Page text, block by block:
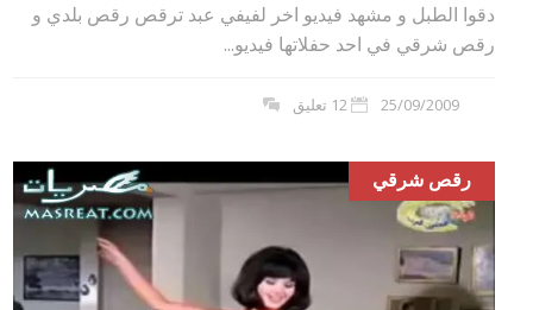
دقوا الطبل و مشهد فيديو اخر لفيفي عبد ترقص رقص بلدي و
رقص شرقي في احد حفلاتها فيديو...
25/09/2009 12 تعليق
رقص شرقي